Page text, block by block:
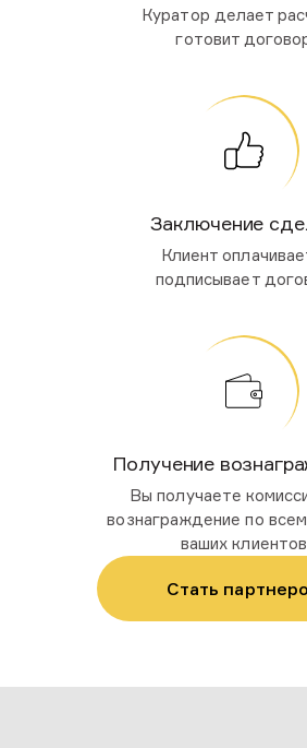
Куратор делает
готовит
Заключение
Клиент
подписывает
Получение
Вы получаете
вознаграждение по
ваших клиентов
Стать